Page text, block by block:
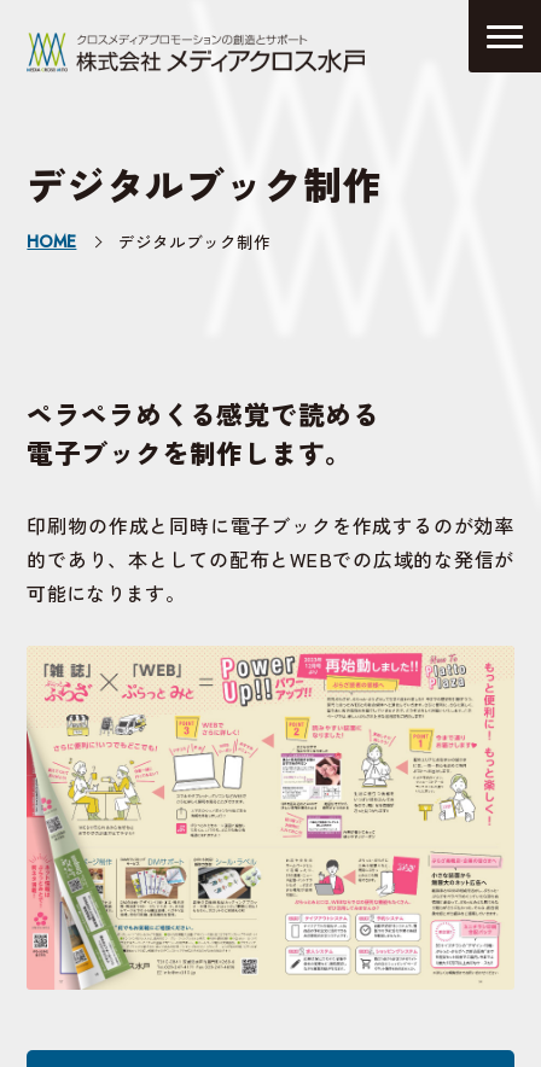
デジタルブック制作
HOME デジタルブック制作
ペラペラめくる感覚で読める
電子ブックを制作します。
印刷物の作成と同時に電子ブックを作成するのが効率
的であり、本としての配布とWEBでの広域的な発信が
可能になります。